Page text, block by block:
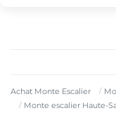
Achat Monte Escalier
Monte escalier Haute-